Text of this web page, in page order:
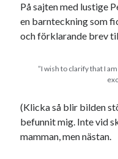
historia
nostalgi ord
resa
På sajten med lustige
en barnteckning som
och förklarande brev
”I wish to clarify that I
(Klicka så blir bilden
befunnit mig. Inte vid
mamman, men nästan.